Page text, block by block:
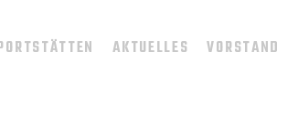
AKTUELLES VORSTAND